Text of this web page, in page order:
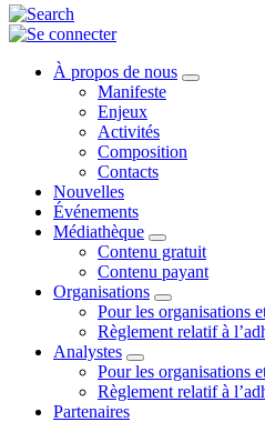
À propos de nous
Manifeste
Enjeux
Activités
Composition
Contacts
Nouvelles
Événements
Médiathèque
Contenu gratuit
Contenu payant
Organisations
Pour les organisations
Règlement relatif à
Analystes
Pour les organisations
Règlement relatif à
Partenaires